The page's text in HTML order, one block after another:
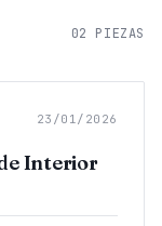
02 PIEZAS
23/01/2026
Interior